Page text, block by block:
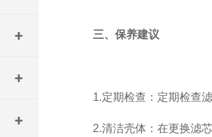
三、保养建议
1.定期检查：定期检查滤
2.清洁壳体：在更换滤芯